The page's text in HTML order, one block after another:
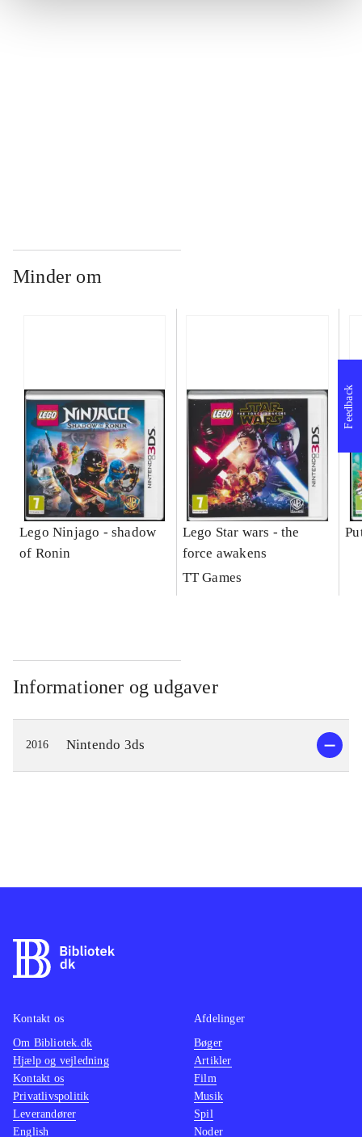
Minder om
Lego Ninjago - shadow
of Ronin
Lego Star wars - the
force awakens
TT Games
Informationer og udgaver
2016 Nintendo 3ds
Feedback
Kontakt os
Om Bibliotek.dk
Hjælp og vejledning
Kontakt os
Privatlivspolitik
Leverandører
English
Afdelinger
Bøger
Artikler
Film
Musik
Spil
Noder